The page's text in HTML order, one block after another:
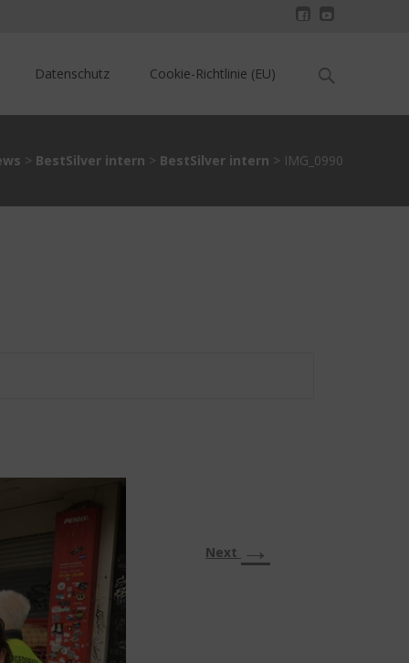
Datenschutz Cookie-Richtlinie (EU)
Search
> BestSilver intern > BestSilver intern > IMG_0990
Next →